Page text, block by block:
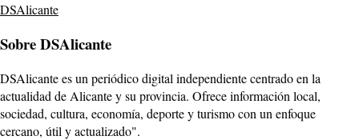
DSAlicante
Sobre DSAlicante
DSAlicante es un periódico digital independiente centrado en la
actualidad de Alicante y su provincia. Ofrece información local,
sociedad, cultura, economía, deporte y turismo con un enfoque
cercano, útil y actualizado".